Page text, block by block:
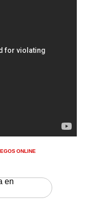
ONLINE
en